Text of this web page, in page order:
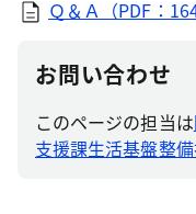
Ｑ＆Ａ（PDF：
お問い合わせ
このページの担当は
支援課生活基盤整